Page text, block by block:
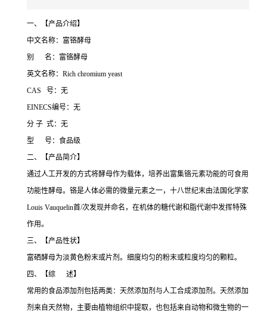
一、【产品介绍】
中文名称：富铬酵母
别 名：富铬酵母
英文名称：Rich chromium yeast
CAS 号：无
EINECS编号：无
分 子 式：无
型 号：食品级
二、【产品简介】
通过人工开发的方式将酵母作为载体，培养出富集铬元素功能的可食用
功能性酵母。铬是人体必需的微量元素之一，十八世纪末由法国化学家
Louis Vauquelin首/次发现并命名，在机体的糖代谢和脂代谢中发挥特殊
作用。
三、【产品性状】
富硒酵母为淡黄色粉末或片剂。细度均匀的粉末或粒度均匀的颗粒。
四、【综 述】
常用的食品添加剂包括两类：天然添加剂与人工合成添加剂。天然添加
剂来自天然物，主要由植物组织中提取，也包括来自动物和微生物的一